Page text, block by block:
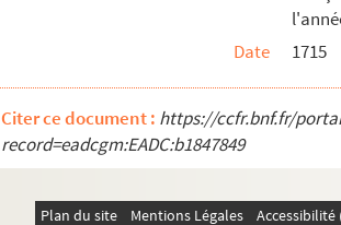
Perin Mss 04565. Ordonnance de M.
Perin Mss 04567. Discours envoyé à
Perin Mss 04572. Décret de Mgr de
Perin Mss 04573. Examen d'un des
Perin Mss 04575. Statuts et règlemens
Perin Mss 04579. Réjouissances faites
Date
1715
Citer ce document : https://ccfr.bnf.fr/
record=eadcgm:EADC:b1847849
Plan du site Mentions Légales